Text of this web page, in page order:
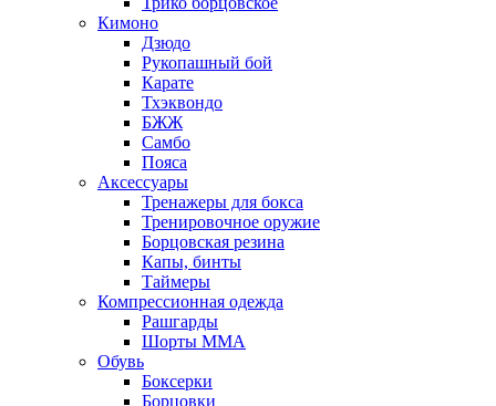
Кимоно
Дзюдо
Рукопашный бой
Карате
Тхэквондо
БЖЖ
Самбо
Пояса
Аксессуары
Тренажеры для бокса
Тренировочное оружие
Борцовская резина
Капы, бинты
Таймеры
Компрессионная одежда
Рашгарды
Шорты MMA
Обувь
Боксерки
Борцовки